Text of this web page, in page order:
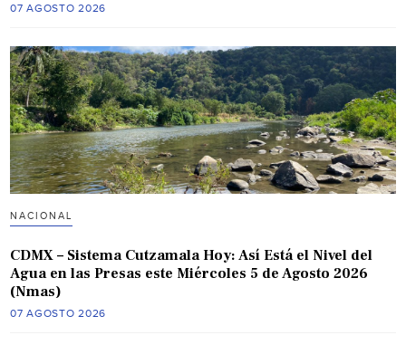
07 AGOSTO 2026
NACIONAL
CDMX – Sistema Cutzamala Hoy: Así Está el Nivel del
Agua en las Presas este Miércoles 5 de Agosto 2026
(Nmas)
07 AGOSTO 2026